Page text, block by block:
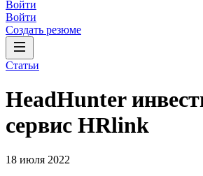
Войти
Войти
Создать резюме
Статьи
HeadHunter
сервис HRlink
18 июля 2022